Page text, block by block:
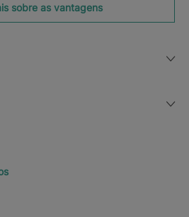
sobre as vantagens